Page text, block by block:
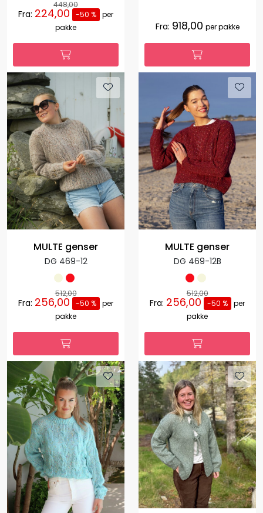
448,00
Fra: 224,00 -50 % per
pakke
Fra: 918,00 per pakke
MULTE genser
DG 469-12
512,00
Fra: 256,00 -50 % per
pakke
MULTE genser
DG 469-12B
512,00
Fra: 256,00 -50 % per
pakke